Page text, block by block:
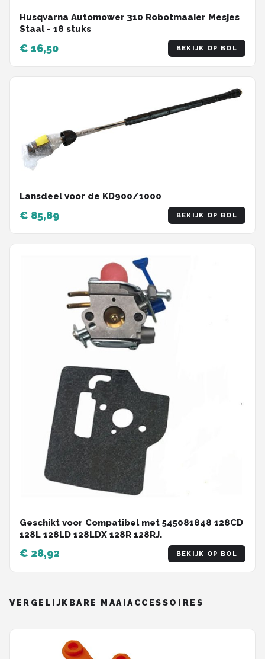
Husqvarna Automower 310 Robotmaaier Mesjes
Staal - 18 stuks
€ 16,50 BEKIJK OP BOL
Lansdeel voor de KD900/1000
€ 85,89 BEKIJK OP BOL
Geschikt voor Compatibel met 545081848 128CD
128L 128LD 128LDX 128R 128RJ.
€ 28,92 BEKIJK OP BOL
VERGELIJKBARE MAAIACCESSOIRES